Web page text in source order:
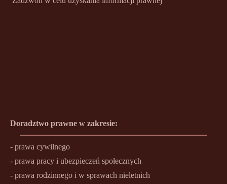
Doradztwo prawne w zakresie:
- prawa cywilnego
- prawa pracy i ubezpieczeń społecznych
- prawa rodzinnego i w sprawach nieletnich